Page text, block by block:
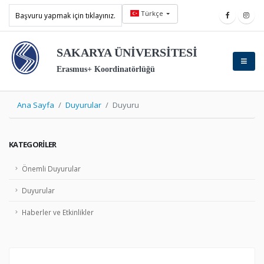
Başvuru yapmak için tıklayınız. Türkçe
SAKARYA ÜNİVERSİTESİ
Erasmus+ Koordinatörlüğü
Ana Sayfa Duyurular Duyuru
KATEGORILER
Önemli Duyurular
Duyurular
Haberler ve Etkinlikler